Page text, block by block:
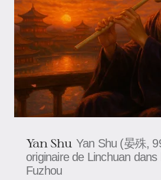
Yan Shu Yan Shu (晏殊,
originaire de Linchuan
Fuzhou